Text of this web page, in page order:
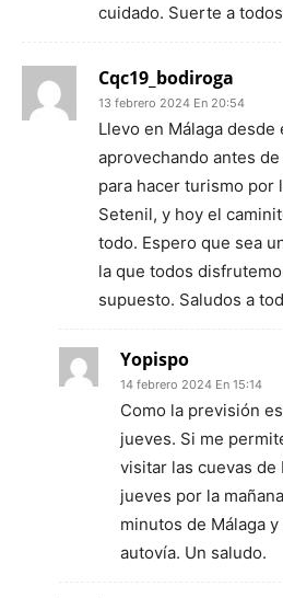
cuidado. Suerte a todos
Cqc19_bodiroga
13 febrero 2024 En 20:54
Llevo en Málaga desde
aprovechando antes
para hacer turismo por
Setenil, y hoy el
todo. Espero que sea
la que todos
supuesto. Saludos a
Yopispo
14 febrero 2024 En 15:14
Como la previsión
jueves. Si me
visitar las cuevas de
jueves por la
minutos de Málaga
autovía. Un saludo.